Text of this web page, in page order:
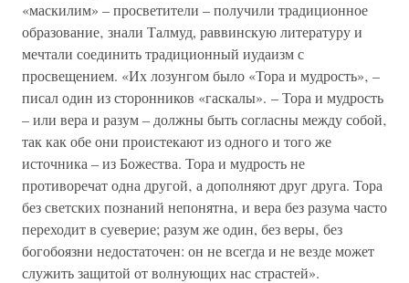
«маскилим» – просветители – получили традиционное
образование‚ знали Талмуд, раввинскую литературу и
мечтали соединить традиционный иудаизм с
просвещением. «Их лозунгом было «Тора и мудрость»‚ –
писал один из сторонников «гаскалы». – Тора и мудрость
– или вера и разум – должны быть согласны между собой‚
так как обе они проистекают из одного и того же
источника – из Божества. Тора и мудрость не
противоречат одна другой‚ а дополняют друг друга. Тора
без светских познаний непонятна‚ и вера без разума часто
переходит в суеверие; разум же один, без веры‚ без
богобоязни недостаточен: он не всегда и не везде может
служить защитой от волнующих нас страстей».